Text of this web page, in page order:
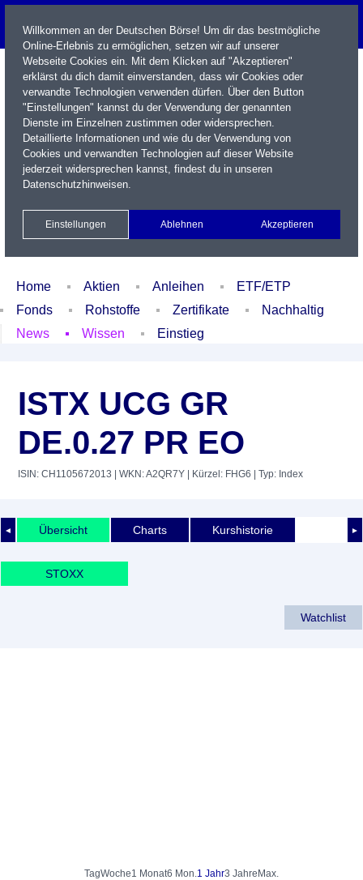
Name / WKN / ISIN / Kürzel
Xetra Realtime
Watchlist Portfolio Login
Home Aktien Anleihen
ETF/ETP
Fonds
Rohstoffe Zertifikate
Nachhaltig
News
Wissen Einstieg
ISTX UCG GR
DE.0.27 PR EO
ISIN: CH1105672013 | WKN: A2QR7Y | Kürzel: FHG6 | Typ: Index
◄ ►
Übersicht Charts Kurshistorie
STOXX
Watchlist
TagWoche1 Monat6 Mon.1 Jahr3 Jahre Max.
Willkommen an der Deutschen Börse! Um dir das bestmögliche
Online-Erlebnis zu ermöglichen, setzen wir auf unserer
Webseite Cookies ein. Mit dem Klicken auf "Akzeptieren"
erklärst du dich damit einverstanden, dass wir Cookies oder
verwandte Technologien verwenden dürfen. Über den Button
"Einstellungen" kannst du der Verwendung der genannten
Dienste im Einzelnen zustimmen oder widersprechen.
Detaillierte Informationen und wie du der Verwendung von
Cookies und verwandten Technologien auf dieser Website
jederzeit widersprechen kannst, findest du in unseren
Datenschutzhinweisen.
Einstellungen Ablehnen Akzeptieren